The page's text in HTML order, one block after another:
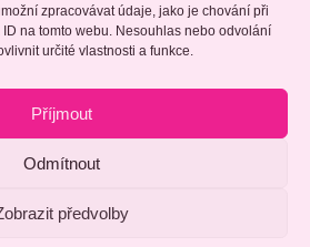
zpracovávat údaje, jako je chování při
na tomto webu. Nesouhlas nebo odvolání
určité vlastnosti a funkce.
Příjmout
Odmítnout
předvolby
2010